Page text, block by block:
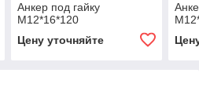
Анкер под гайку
М12*16*120
Цену уточняйте